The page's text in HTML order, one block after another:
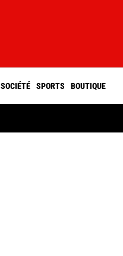
SOCIÉTÉ SPORTS BOUTIQUE